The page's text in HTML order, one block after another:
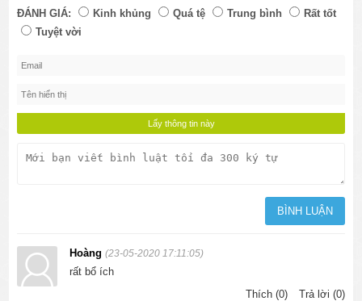
ĐÁNH GIÁ: Kinh khủng Quá tệ Trung bình
Rất tốt
Tuyệt vời
Hoàng(23-05-2020 17:11:05)
rất bổ ích
Thích (0)
Trả lời (0)